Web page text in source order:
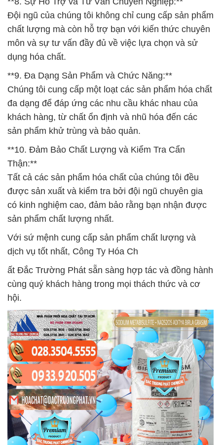
Đội ngũ của chúng tôi không chỉ cung cấp sản phẩm
chất lượng mà còn hỗ trợ bạn với kiến thức chuyên
môn và sự tư vấn đầy đủ về việc lựa chọn và sử
dụng hóa chất.
**9. Đa Dạng Sản Phẩm và Chức Năng:**
Chúng tôi cung cấp một loạt các sản phẩm hóa chất
đa dạng để đáp ứng các nhu cầu khác nhau của
khách hàng, từ chất ổn định và nhũ hóa đến các
sản phẩm khử trùng và bảo quản.
**10. Đảm Bảo Chất Lượng và Kiểm Tra Cẩn
Thận:**
Tất cả các sản phẩm hóa chất của chúng tôi đều
được sản xuất và kiểm tra bởi đội ngũ chuyên gia
có kinh nghiệm cao, đảm bảo rằng bạn nhận được
sản phẩm chất lượng nhất.
Với sứ mệnh cung cấp sản phẩm chất lượng và
dịch vụ tốt nhất, Công Ty Hóa Ch
ất Đắc Trường Phát sẵn sàng hợp tác và đồng hành
cùng quý khách hàng trong mọi thách thức và cơ
hội.